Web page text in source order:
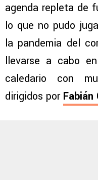
agenda repleta de
lo que no pudo
la pandemia del
llevarse a cabo
caledario con
dirigidos por Fabián